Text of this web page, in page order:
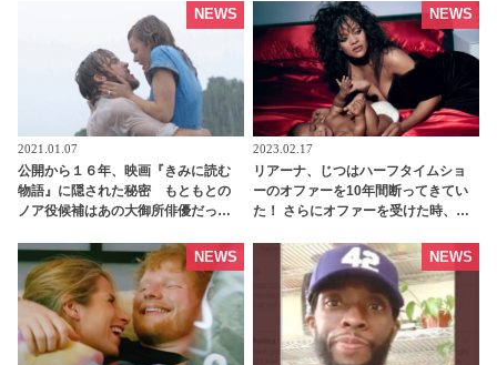
［動画］ - tvgroove
2021.01.07
公開から１６年、映画『きみに読む
物語』に隠された秘密 もともとの
ノア役候補はあの大御所俳優だっ
NEWS
2023.02.17
リアーナ、じつはハーフタイムショ
ーのオファーを10年間断ってきてい
た！ さらにオファーを受けた時、第
が明らかに 「『不可能なことなんて
ない』って思える」 - tvgroove
NEWS
NEWS NEWS